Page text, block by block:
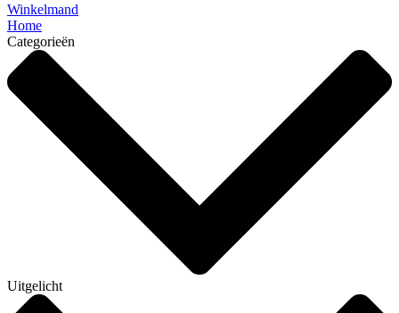
Winkelmand
Home
Categorieën
Uitgelicht